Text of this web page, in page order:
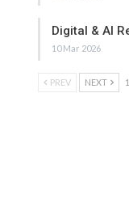
Digital & AI
10 Mar 2026
PREV NEXT